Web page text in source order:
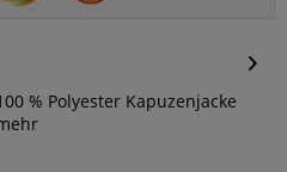
% Polyester Kapuzenjacke